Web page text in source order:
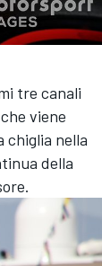
tre canali
viene
chiglia nella
della